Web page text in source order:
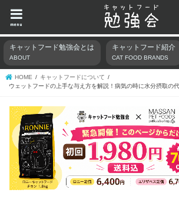
menu
キャットフード勉強会とは
ABOUT
キャットフード紹介
CAT FOOD BRANDS
HOME
キャットフードについて
ウェットフードの上手な与え方を解説！病気の時に水分摂取の